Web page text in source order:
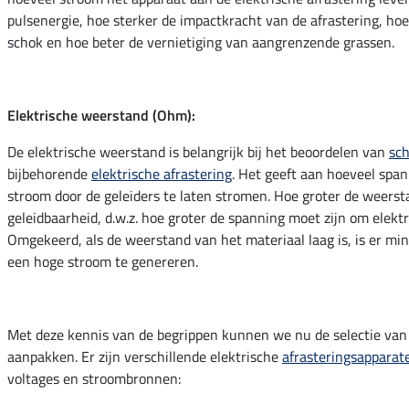
pulsenergie, hoe sterker de impactkracht van de afrastering,
schok en hoe beter de vernietiging van aangrenzende grassen.
Elektrische weerstand (Ohm):
De elektrische weerstand is belangrijk bij het beoordelen van
bijbehorendeelektrische afrastering. Het geeft aan hoeveel
stroom door de geleiders te laten stromen. Hoe groter de
geleidbaarheid, d.w.z. hoe groter de spanning moet zijn om
Omgekeerd, als de weerstand van het materiaal laag is, is er
een hoge stroom te genereren.
Met deze kennis van de begrippen kunnen we nu de selectie
aanpakken. Er zijn verschillende elektrische
voltages en stroombronnen: